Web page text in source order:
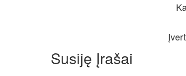
Susiję Įrašai